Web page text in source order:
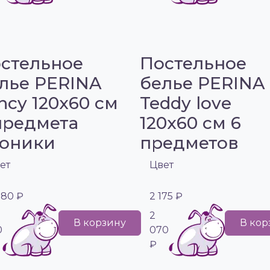
PERINA
120х60 см
₽
В корзину
Постельное
белье PERINA
Teddy love
120х60 см 6
предметов
Цвет
2 175 ₽
2
070
₽
В